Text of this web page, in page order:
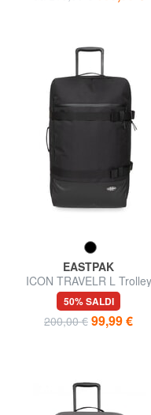
EASTPAK
ICON TRAVELR L Trolley
misura grande
50% SALDI
200,00 € 99,99 €